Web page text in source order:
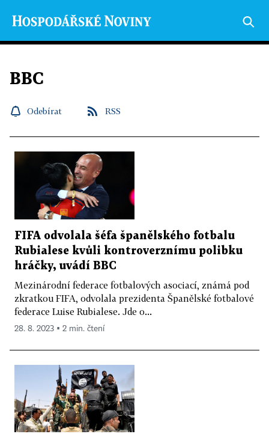
BBC
Odebírat RSS
FIFA odvolala šéfa španělského fotbalu
Rubialese kvůli kontroverznímu polibku
hráčky, uvádí BBC
Mezinárodní federace fotbalových asociací, známá pod
zkratkou FIFA, odvolala prezidenta Španělské fotbalové
federace Luise Rubialese. Jde o...
28. 8. 2023 ▪ 2 min. čtení